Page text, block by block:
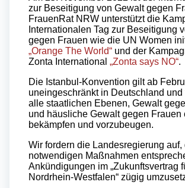
zur Beseitigung von Gewalt gegen
FrauenRat NRW unterstützt die
Internationalen Tag zur Beseitigung
gegen Frauen wie die UN Women
„Orange The World“ und der
Zonta International „Zonta says NO“.
Die Istanbul-Konvention gilt ab
uneingeschränkt in Deutschland und
alle staatlichen Ebenen, Gewalt
und häusliche Gewalt gegen Frauen
bekämpfen und vorzubeugen.
Wir fordern die Landesregierung auf,
notwendigen Maßnahmen
Ankündigungen im „Zukunftsvertrag
Nordrhein-Westfalen“ zügig